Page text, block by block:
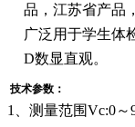
品，江苏省产品，
广泛用于学生体
D数显直观。
技术参数：
1 、测量范围Vc:0～